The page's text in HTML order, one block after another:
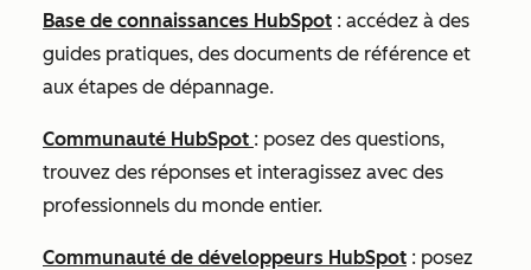
Base de connaissances HubSpot : accédez à des
guides pratiques, des documents de référence et
aux étapes de dépannage.
Communauté HubSpot : posez des questions,
trouvez des réponses et interagissez avec des
professionnels du monde entier.
Communauté de développeurs HubSpot : posez